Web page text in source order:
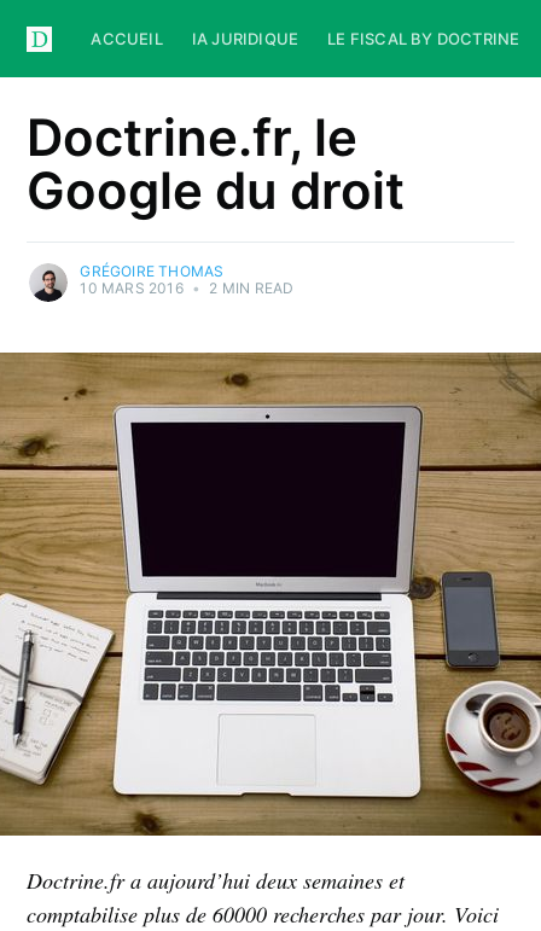
ACCUEIL IA JURIDIQUE LE FISCAL BY DOCTRINE
Doctrine.fr, le
Google du droit
GRÉGOIRE THOMAS
10 MARS 2016 • 2 MIN READ
Doctrine.fr a aujourd’hui deux semaines et
comptabilise plus de 60000 recherches par jour. Voici